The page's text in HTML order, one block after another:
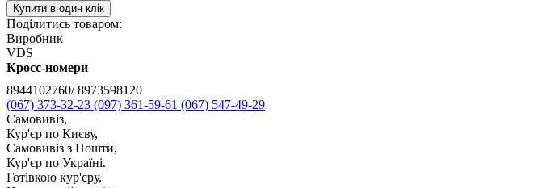
Купити в один клік
Поділитись товаром:
Виробник
VDS
Кросс-номери
8944102760/ 8973598120
(067) 373-32-23 (097) 361-59-61 (067) 547-49-29
Самовивіз,
Кур'єр по Києву,
Самовивіз з Пошти,
Кур'єр по Україні.
Готівкою кур'єру,